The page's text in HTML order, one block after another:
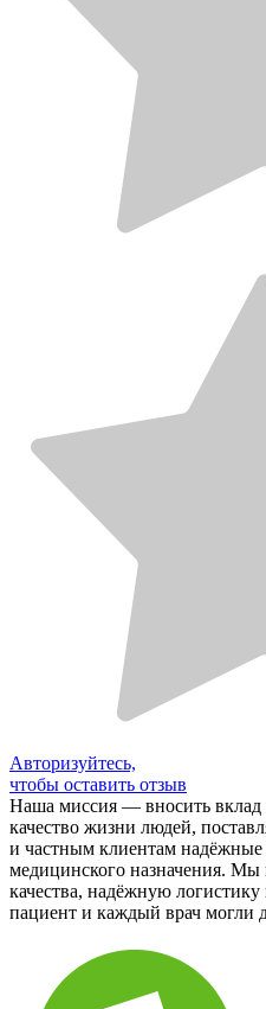
Авторизуйтесь,
чтобы оставить отзыв
Наша миссия — вносить вклад
качество жизни людей,
и частным клиентам надёжные
медицинского назначения. Мы
качества, надёжную
пациент и каждый врач могли